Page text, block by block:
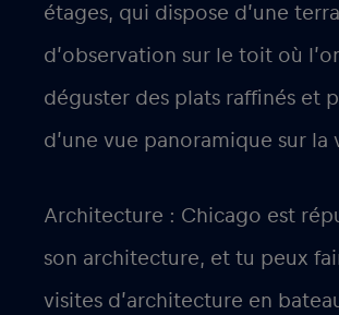
étages, qui dispose d’une
d’observation sur le toit où
déguster des plats raffinés et
d’une vue panoramique sur la
Architecture : Chicago est
son architecture, et tu peux
visites d’architecture en